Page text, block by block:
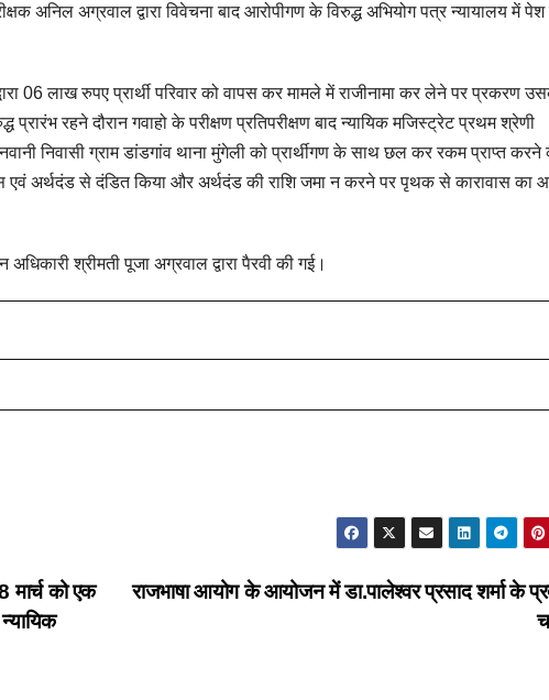
अनिल अग्रवाल द्वारा विवेचना बाद आरोपीगण के विरुद्ध अभियोग पत्र न्यायालय में पेश
06 लाख रुपए प्रार्थी परिवार को वापस कर मामले में राजीनामा कर लेने पर प्रकरण
प्रारंभ रहने दौरान गवाहो के परीक्षण प्रतिपरीक्षण बाद न्यायिक मजिस्ट्रेट प्रथम श्रेणी
निवासी ग्राम डांडगांव थाना मुंगेली को प्रार्थीगण के साथ छल कर रकम प्राप्त करने
एवं अर्थदंड से दंडित किया और अर्थदंड की राशि जमा न करने पर पृथक से कारावास का
श्रीमती पूजा अग्रवाल द्वारा पैरवी की गई।
राजभाषा आयोग के आयोजन में डा.पालेश्वर प्रसाद शर्मा के
मार्च को एक